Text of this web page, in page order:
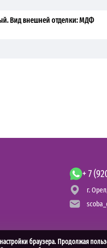
Вид внешней отделки: МДФ
+ 7
г.
браузера. Продолжая